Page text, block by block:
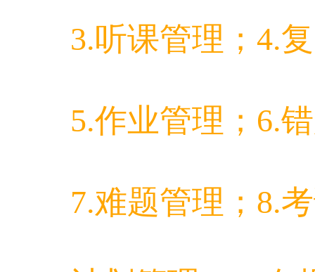
3.听课管理；4.复
5.作业管理；6.错
7.难题管理；8.考